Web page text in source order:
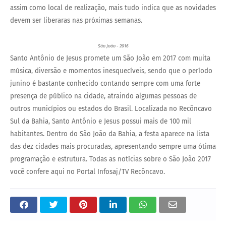
assim como local de realização, mais tudo indica que as novidades
devem ser liberaras nas próximas semanas.
São João - 2016
Santo Antônio de Jesus promete um São João em 2017 com muita
música, diversão e momentos inesquecíveis, sendo que o período
junino é bastante conhecido contando sempre com uma forte
presença de público na cidade, atraindo algumas pessoas de
outros municípios ou estados do Brasil. Localizada no Recôncavo
Sul da Bahia, Santo Antônio e Jesus possui mais de 100 mil
habitantes. Dentro do São João da Bahia, a festa aparece na lista
das dez cidades mais procuradas, apresentando sempre uma ótima
programação e estrutura. Todas as notícias sobre o São João 2017
você confere aqui no Portal Infosaj/TV Recôncavo.